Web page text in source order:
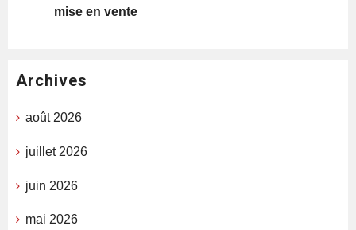
mise en vente
Archives
août 2026
juillet 2026
juin 2026
mai 2026